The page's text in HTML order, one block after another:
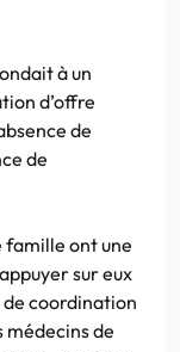
à un
d’offre
de
de
famille ont une
sur eux
de coordination
de